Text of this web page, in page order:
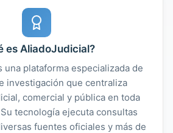
es AliadoJudicial?
una plataforma especializada de
investigación que centraliza
comercial y pública en toda
tecnología ejecuta consultas
fuentes oficiales y más de